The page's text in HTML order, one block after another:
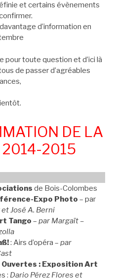
et certains évènements
d’information en
toute question et d’ici là
de passer d’agréables
DE LA
2014-2015
de Bois-Colombes
Expo Photo – par
José A. Berni
Tango – par Margaït –
: Airs d’opéra – par
: Exposition Art
: Dario Pérez Flores et